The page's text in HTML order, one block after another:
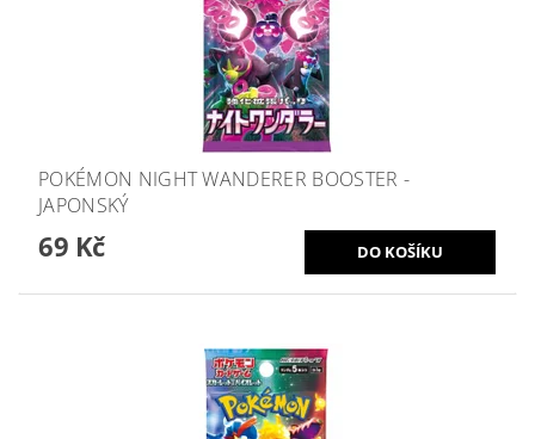
POKÉMON NIGHT WANDERER BOOSTER -
JAPONSKÝ
69 Kč